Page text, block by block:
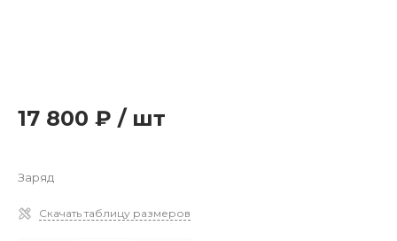
17 800 ₽ / шт
Заряд
Скачать таблицу размеров